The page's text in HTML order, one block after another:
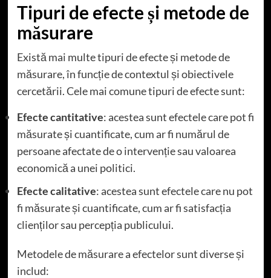
Tipuri de efecte și metode de
măsurare
Există mai multe tipuri de efecte și metode de
măsurare, în funcție de contextul și obiectivele
cercetării. Cele mai comune tipuri de efecte sunt:
Efecte cantitative: acestea sunt efectele care pot fi
măsurate și cuantificate, cum ar fi numărul de
persoane afectate de o intervenție sau valoarea
economică a unei politici.
Efecte calitative: acestea sunt efectele care nu pot
fi măsurate și cuantificate, cum ar fi satisfacția
clienților sau percepția publicului.
Metodele de măsurare a efectelor sunt diverse și
includ: